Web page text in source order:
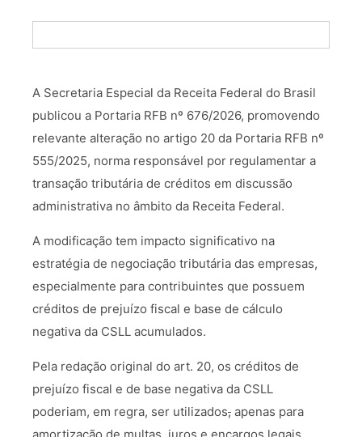
A Secretaria Especial da Receita Federal do Brasil
publicou a Portaria RFB nº 676/2026, promovendo
relevante alteração no artigo 20 da Portaria RFB nº
555/2025, norma responsável por regulamentar a
transação tributária de créditos em discussão
administrativa no âmbito da Receita Federal.
A modificação tem impacto significativo na
estratégia de negociação tributária das empresas,
especialmente para contribuintes que possuem
créditos de prejuízo fiscal e base de cálculo
negativa da CSLL acumulados.
Pela redação original do art. 20, os créditos de
prejuízo fiscal e de base negativa da CSLL
poderiam, em regra, ser utilizados, apenas para